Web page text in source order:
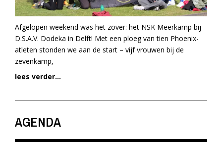
Afgelopen weekend was het zover: het NSK Meerkamp bij
D.S.A.V. Dodeka in Delft! Met een ploeg van tien Phoenix-
atleten stonden we aan de start – vijf vrouwen bij de
zevenkamp,
lees verder...
AGENDA